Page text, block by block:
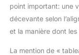
point important: une
décevante selon
et la manière dont
La mention de «